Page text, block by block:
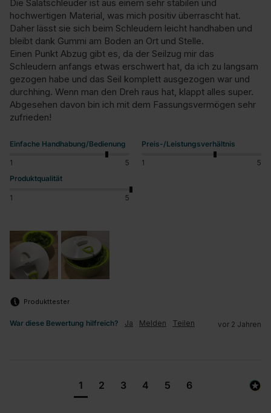
Die Salatschleuder ist aus einem sehr stabilen und
hochwertigen Material, was mich positiv überrascht hat.
Daher lässt sie sich beim Schleudern leicht handhaben und
bleibt dank Gummi am Boden an Ort und Stelle.
Einen Punkt Abzug gibt es, da der Seilzug mir das
Schleudern anfangs etwas erschwert hat, da ich zu langsam
gezogen habe und das Seil komplett ausgezogen war und
durchhing. Wenn man den Dreh raus hat, klappt alles super.
Abgesehen davon bin ich mit dem Fassungsvermögen sehr
zufrieden!
Einfache Handhabung/Bedienung
1 5
Preis-/Leistungsverhältnis
1
5
Produktqualität
1 5
Produkttester
War diese Bewertung hilfreich? Ja Melden Teilen vor 2 Jahren
1 2 3 4 5 6